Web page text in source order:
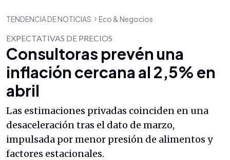
TENDENCIA DE NOTICIAS Eco & Negocios
EXPECTATIVAS DE PRECIOS
Consultoras prevén una
inflación cercana al 2,5% en
abril
Las estimaciones privadas coinciden en una
desaceleración tras el dato de marzo,
impulsada por menor presión de alimentos y
factores estacionales.